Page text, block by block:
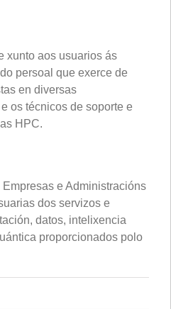
xunto aos usuarios ás
persoal que exerce de
en diversas
os técnicos de soporte e
HPC.
e Administracións
dos servizos e
datos, intelixencia
proporcionados polo